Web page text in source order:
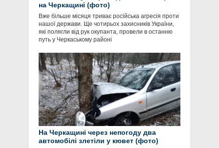
на Черкащині (фото)
Вже більше місяця триває російська агресія проти
нашої держави. Ще чотирьох захисників України,
які полягли від рук окупанта, провели в останню
путь у Черкаському районі
На Черкащині через непогоду два
автомобілі злетіли у кювет (фото)